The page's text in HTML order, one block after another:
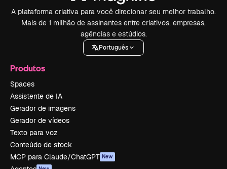
A plataforma criativa para você direcionar seu melhor trabalho.
Mais de 1 milhão de assinantes entre criativos, empresas,
agências e estúdios.
Português
Produtos
Spaces
Assistente de IA
Gerador de imagens
Gerador de vídeos
Texto para voz
Conteúdo de stock
MCP para Claude/ChatGPT New